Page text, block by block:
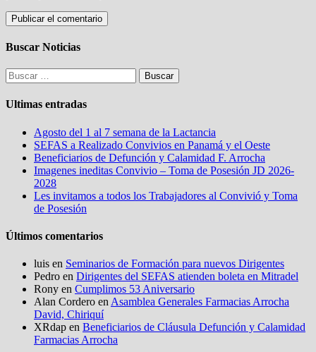
Buscar Noticias
Buscar:
Ultimas entradas
Agosto del 1 al 7 semana de la Lactancia
SEFAS a Realizado Convivios en Panamá y el Oeste
Beneficiarios de Defunción y Calamidad F. Arrocha
Imagenes ineditas Convivio – Toma de Posesión JD 2026-
2028
Les invitamos a todos los Trabajadores al Convivió y Toma
de Posesión
Últimos comentarios
luis en Seminarios de Formación para nuevos Dirigentes
Pedro en Dirigentes del SEFAS atienden boleta en Mitradel
Rony en Cumplimos 53 Aniversario
Alan Cordero en Asamblea Generales Farmacias Arrocha
David, Chiriquí
XRdap en Beneficiarios de Cláusula Defunción y Calamidad
Farmacias Arrocha